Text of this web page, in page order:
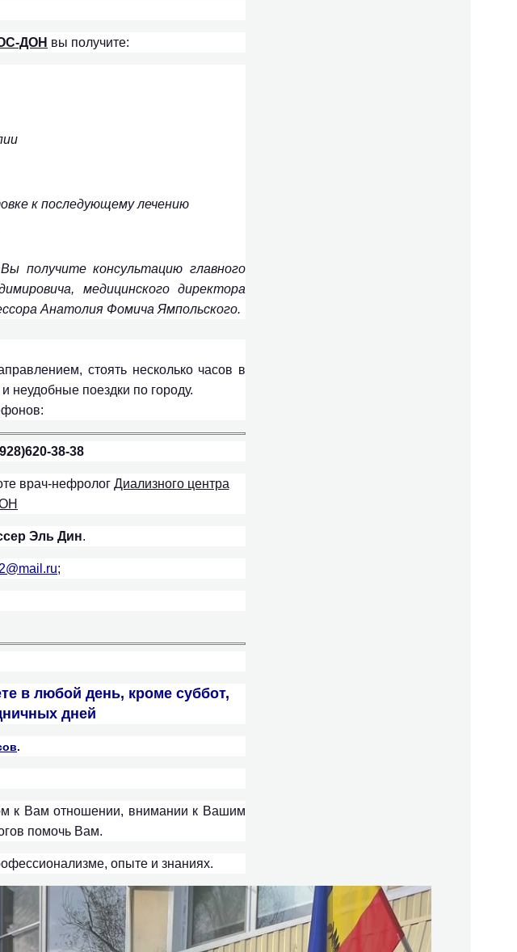
ДОН вы получите:
к последующему лечению
получите консультацию главного
медицинского директора
Анатолия Фомича Ямпольского.
стоять несколько часов в
неудобные поездки по городу.
38-38
врач-нефролог Диализного центра
Эль Дин.
;
в любой день, кроме суббот,
дней
.
к Вам отношении, внимании к Вашим
помочь Вам.
опыте и знаниях.